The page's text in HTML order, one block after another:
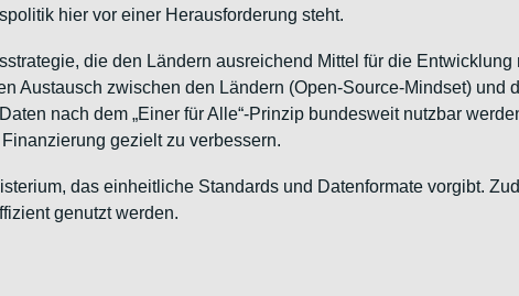
hier vor einer Herausforderung steht.
die den Ländern ausreichend Mittel für die
Austausch zwischen den Ländern (Open-Source-Mindset)
nach dem „Einer für Alle“-Prinzip bundesweit nutzbar
gezielt zu verbessern.
das einheitliche Standards und Datenformate vorgibt.
genutzt werden.